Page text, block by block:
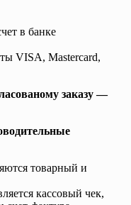
в банке
VISA, Mastercard,
заказу —
товарный и
кассовый чек,